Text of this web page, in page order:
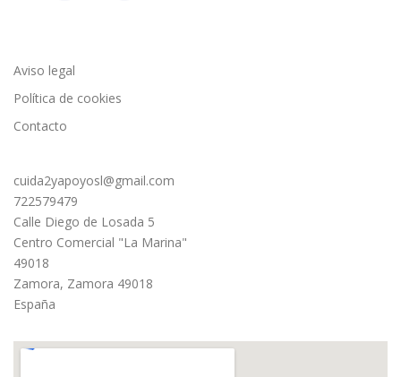
Aviso legal
Política de cookies
Contacto
cuida2yapoyosl@gmail.com
722579479
Calle Diego de Losada 5
Centro Comercial "La Marina"
49018
Zamora, Zamora 49018
España